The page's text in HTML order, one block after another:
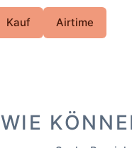
Kauf Airtime
WIE